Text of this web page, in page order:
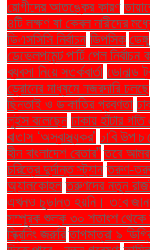
রোগীদের আতঙ্কের কারণ
৪টি লক্ষণ যা কেবল নারীদের
ডিএসসিসি নির্বাচন ডিপসিক ডেঙ্গু
ডেভেলপমেন্ট পার্টি পেল
ব্যবসা নিয়ে সতর্কবার্তা ডোনাল্ড
ড্রোনের মাধ্যমে নজরদারি চলছে
ছিনতাই ও ডাকাতির প্রবণতা
লুইস বলেছেন ঢাকায় হাঁটার
বাতাস ‘অস্বাস্থ্যকর’ ঢাবি
হীন বাংলাদেশ বেতার” তবে
চরিত্রে দুর্দান্ত স্ট্যান তরুণ-
অ্যালকোহল তরুণদের নতুন
এখনও চূড়ান্ত হয়নি। তবে
সম্পূরক শুল্ক ৩০ শতাংশ থেকে
স্ক্রিনিং জরুরি তাপমাত্রা ৯